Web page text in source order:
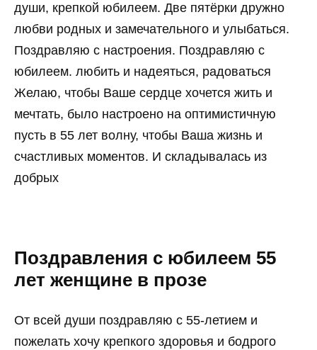
души, крепкой юбилеем. Две пятёрки дружно
любви родных и замечательного и улыбаться.
Поздравляю с настроения. Поздравляю с
юбилеем. любить и надеяться, радоваться
Желаю, чтобы Ваше сердце хочется жить и
мечтать, было настроено на оптимистичную
пусть в 55 лет волну, чтобы Ваша жизнь и
счастливых моментов. И складывалась из
добрых
Поздравления с юбилеем 55
лет женщине в прозе
От всей души поздравляю с 55-летием и
пожелать хочу крепкого здоровья и бодрого